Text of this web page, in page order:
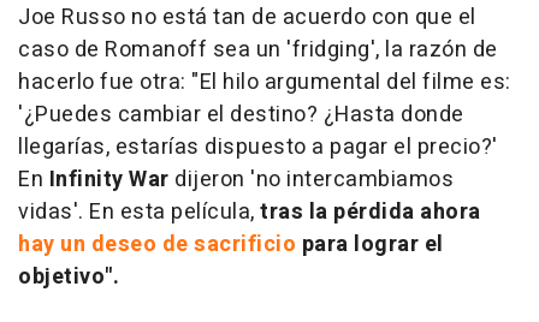
Joe Russo no está tan de acuerdo con que el
caso de Romanoff sea un 'fridging', la razón de
hacerlo fue otra: "El hilo argumental del filme es:
'¿Puedes cambiar el destino? ¿Hasta donde
llegarías, estarías dispuesto a pagar el precio?'
En Infinity War dijeron 'no intercambiamos
vidas'. En esta película,tras la pérdida ahora
hay un deseo de sacrificio para lograr el
objetivo".